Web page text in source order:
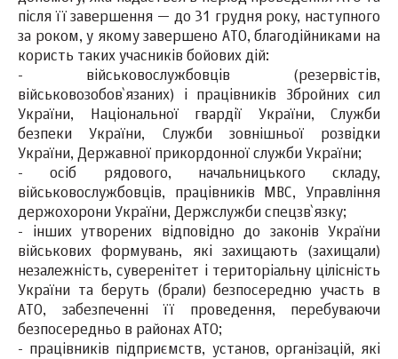
після її завершення — до 31 грудня року, наступного
за роком, у якому завершено АТО, благодійниками на
користь таких учасників бойових дій:
- військовослужбовців (резервістів,
військовозобов`язаних) і працівників Збройних сил
України, Національної гвардії України, Служби
безпеки України, Служби зовнішньої розвідки
України, Державної прикордонної служби України;
- осіб рядового, начальницького складу,
військовослужбовців, працівників МВС, Управління
держохорони України, Держслужби спецзв`язку;
- інших утворених відповідно до законів України
військових формувань, які захищають (захищали)
незалежність, суверенітет і територіальну цілісність
України та беруть (брали) безпосередню участь в
АТО, забезпеченні її проведення, перебуваючи
безпосередньо в районах АТО;
- працівників підприємств, установ, організацій, які